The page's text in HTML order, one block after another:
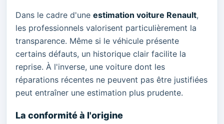
Dans le cadre d'une estimation voiture Renault,
les professionnels valorisent particulièrement la
transparence. Même si le véhicule présente
certains défauts, un historique clair facilite la
reprise. À l'inverse, une voiture dont les
réparations récentes ne peuvent pas être justifiées
peut entraîner une estimation plus prudente.
La conformité à l'origine